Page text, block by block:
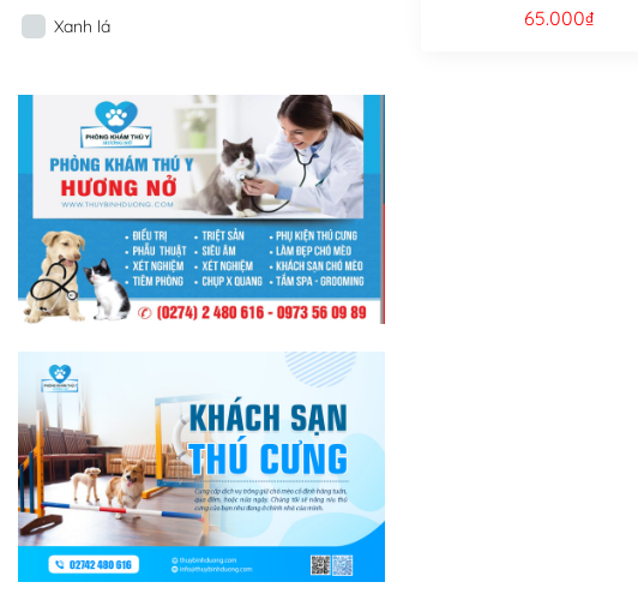
Xanh lá
65.000₫